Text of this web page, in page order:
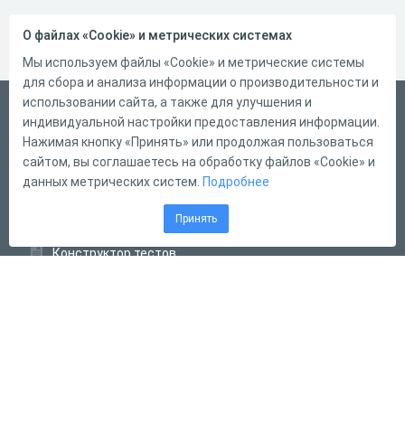
Русский
Справка
Форма обратной связи
Конструктор тестов
О файлах «Cookie» и метрических системах
Мы используем файлы «Cookie» и метрические системы
для сбора и анализа информации о производительности и
использовании сайта, а также для улучшения и
индивидуальной настройки предоставления информации.
Нажимая кнопку «Принять» или продолжая пользоваться
сайтом, вы соглашаетесь на обработку файлов «Cookie» и
данных метрических систем. Подробнее
Принять